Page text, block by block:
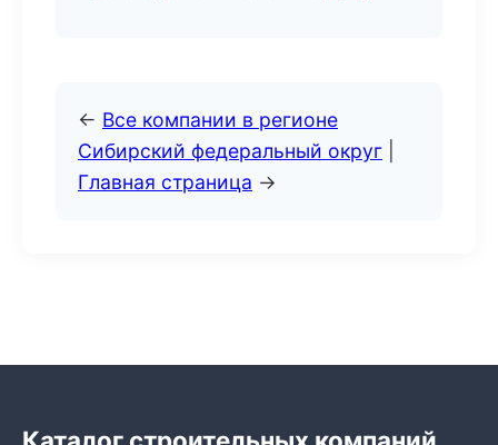
← Все компании в регионе
Сибирский федеральный округ
Главная страница →